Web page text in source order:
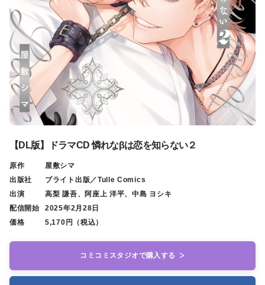
【DL版】ドラマCD 憐れなβは恋を知らない２
原作
屋敷シマ
出版社
ブライト出版／Tulle Comics
出演
高梨 謙吾、阿座上 洋平、中島 ヨシキ
配信開始
2025年2月28日
価格
5,170円（税込）
コミコミスタジオで購入する